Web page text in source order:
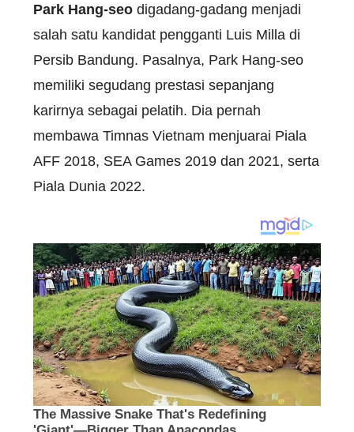
Park Hang-seo digadang-gadang menjadi
salah satu kandidat pengganti Luis Milla di
Persib Bandung. Pasalnya, Park Hang-seo
memiliki segudang prestasi sepanjang
karirnya sebagai pelatih. Dia pernah
membawa Timnas Vietnam menjuarai Piala
AFF 2018, SEA Games 2019 dan 2021, serta
Piala Dunia 2022.